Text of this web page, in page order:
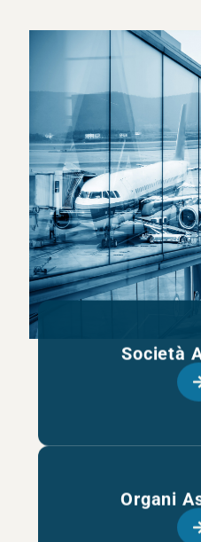
Società
Organi